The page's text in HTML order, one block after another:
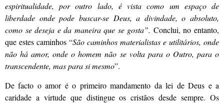
espiritualidade, por outro lado, é vista como um espaço de
liberdade onde pode buscar-se Deus, a divindade, o absoluto,
como se deseja e da maneira que se gosta”. Conclui, no entanto,
que estes caminhos “São caminhos materialistas e utilitários, onde
não há amor, onde o homem não se volta para o Outro, para o
transcendente, mas para si mesmo”.
De facto o amor é o primeiro mandamento da lei de Deus e a
caridade a virtude que distingue os cristãos desde sempre. Os